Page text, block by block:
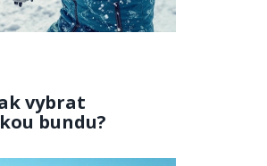
vybrat
bundu?